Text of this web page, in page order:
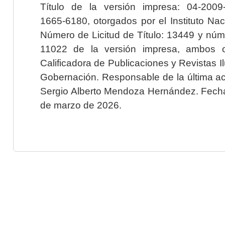
Título de la versión impresa: 04-2009-
1665-6180, otorgados por el Instituto
Número de Licitud de Título: 13449 y
11022 de la versión impresa, ambos
Calificadora de Publicaciones y Revistas
Gobernación. Responsable de la última
Sergio Alberto Mendoza Hernández.
de marzo de 2026.